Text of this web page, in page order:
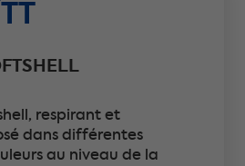
respirant et
dans différentes
au niveau de la